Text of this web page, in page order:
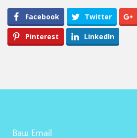
Facebook Twitter
Pinterest LinkedIn